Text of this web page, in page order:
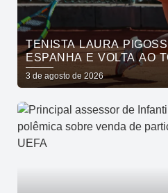
TENISTA LAURA
ESPANHA E VOLTA AO
3 de agosto de 2026